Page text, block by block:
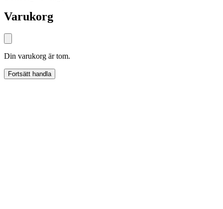
Varukorg
Din varukorg är tom.
Fortsätt handla